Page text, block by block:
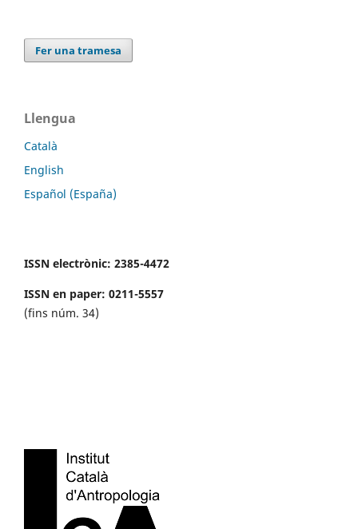
Fer una tramesa
Llengua
Català
English
Español (España)
ISSN electrònic: 2385-4472
ISSN en paper: 0211-5557
(fins núm. 34)